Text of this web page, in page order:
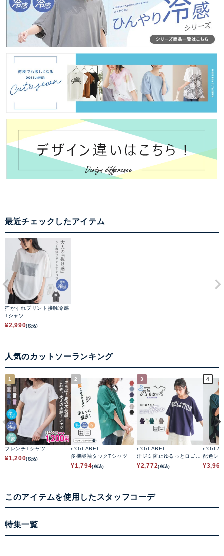
最近チェックしたアイテム
箔かすれプリント接触冷感
Tシャツ
¥2,990(税込)
人気のカットソーランキング
1
フレンチTシャツ
¥1,200(税込)
2
n'OrLABEL
多機能袖タックTシャツ
¥1,794(税込)
3
n'OrLABEL
汗ジミ防止ゆるっとロゴT
シャツ
¥2,772(税込)
4
配色シ
ップス
¥3,960
このアイテムを使用したスタッフコーデ
特集一覧